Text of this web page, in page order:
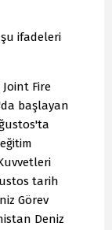
ifadeleri
Fire
başlayan
tarih
Görev
Deniz